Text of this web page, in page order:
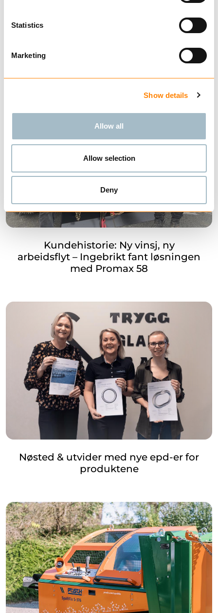
Statistics
Marketing
Show details
Allow all
Allow selection
Deny
SESONGENS NYHET! IGLAND Promax
Kundehistorie: Ny vinsj, ny
arbeidsflyt – Ingebrikt fant løsningen
med Promax 58
Nøsted & utvider med nye epd-er for
produktene